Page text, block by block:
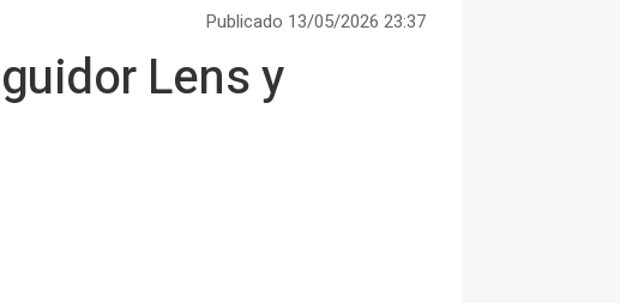
Publicado 13/05/2026 23:37
Lens y